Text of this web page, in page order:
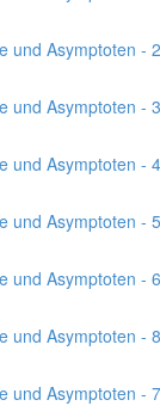
und Asymptoten -
und Asymptoten -
und Asymptoten -
und Asymptoten -
und Asymptoten -
und Asymptoten -
und Asymptoten -